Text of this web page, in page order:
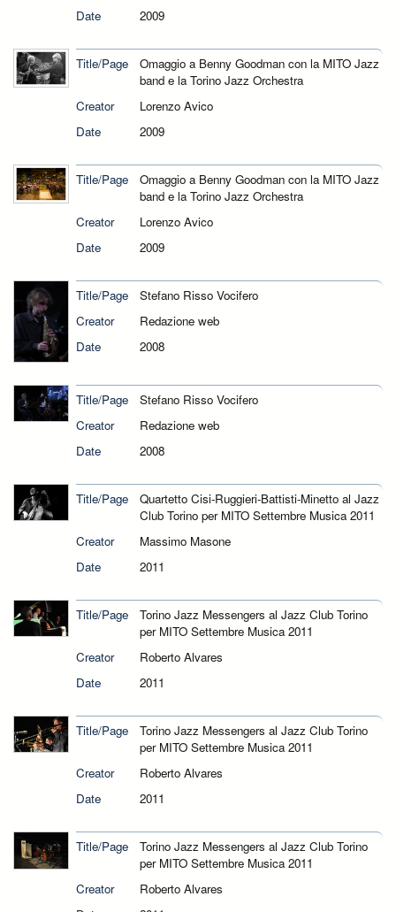
Date
2009
Title/Page
Omaggio a Benny Goodman con la MITO Jazz
band e la Torino Jazz Orchestra
Creator
Lorenzo Avico
Date
2009
Title/Page
Omaggio a Benny Goodman con la MITO Jazz
band e la Torino Jazz Orchestra
Creator
Lorenzo Avico
Date
2009
Title/Page
Stefano Risso Vocifero
Creator
Redazione web
Date
2008
Title/Page
Stefano Risso Vocifero
Creator
Redazione web
Date
2008
Title/Page
Quartetto Cisi-Ruggieri-Battisti-Minetto al Jazz
Club Torino per MITO Settembre Musica 2011
Creator
Massimo Masone
Date
2011
Title/Page
Torino Jazz Messengers al Jazz Club Torino
per MITO Settembre Musica 2011
Creator
Roberto Alvares
Date
2011
Title/Page
Torino Jazz Messengers al Jazz Club Torino
per MITO Settembre Musica 2011
Creator
Roberto Alvares
Date
2011
Title/Page
Torino Jazz Messengers al Jazz Club Torino
per MITO Settembre Musica 2011
Creator
Roberto Alvares